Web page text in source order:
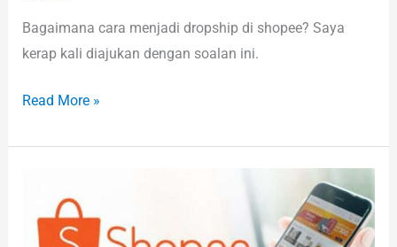
Bagaimana cara menjadi dropship di shopee? Saya
kerap kali diajukan dengan soalan ini.
Read More »
persaingan